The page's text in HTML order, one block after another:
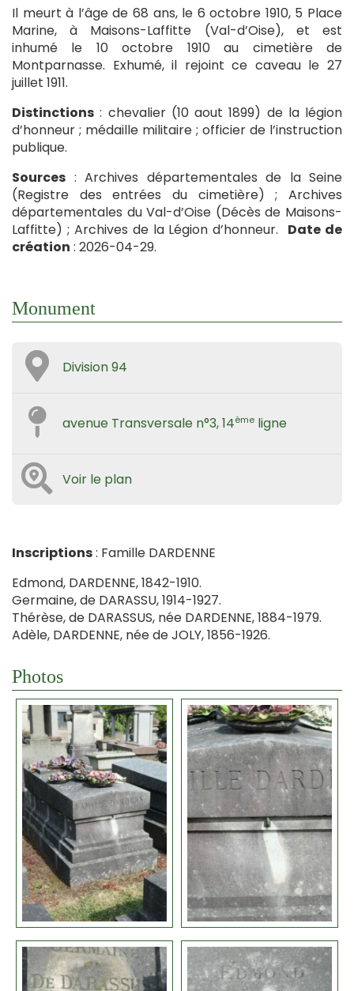
Il meurt à l’âge de 68 ans, le 6 octobre 1910, 5 Place
Marine, à Maisons-Laffitte (Val-d’Oise), et est
inhumé le 10 octobre 1910 au cimetière de
Montparnasse. Exhumé, il rejoint ce caveau le 27
juillet 1911.
Distinctions : chevalier (10 aout 1899) de la légion
d’honneur ; médaille militaire ; officier de l’instruction
publique.
Sources : Archives départementales de la Seine
(Registre des entrées du cimetière) ; Archives
départementales du Val-d’Oise (Décès de Maisons-
Laffitte) ; Archives de la Légion d’honneur. Date de
création : 2026-04-29.
Monument
Division 94
avenue Transversale n°3, 14ème ligne
Voir le plan
Inscriptions: Famille DARDENNE
Edmond, DARDENNE, 1842-1910.
Germaine, de DARASSU, 1914-1927.
Thérèse, de DARASSUS, née DARDENNE, 1884-1979.
Adèle, DARDENNE, née de JOLY, 1856-1926.
Photos